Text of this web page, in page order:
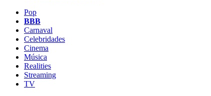
Pop
BBB
Carnaval
Celebridades
Cinema
Música
Realities
Streaming
TV